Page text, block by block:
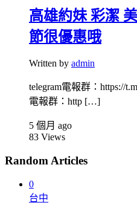
高雄約妹 彩潔
節很優惠哦
Written by admin
telegram電報群：https://
電報群：http […]
5 個月 ago
83 Views
Random Articles
0
台中